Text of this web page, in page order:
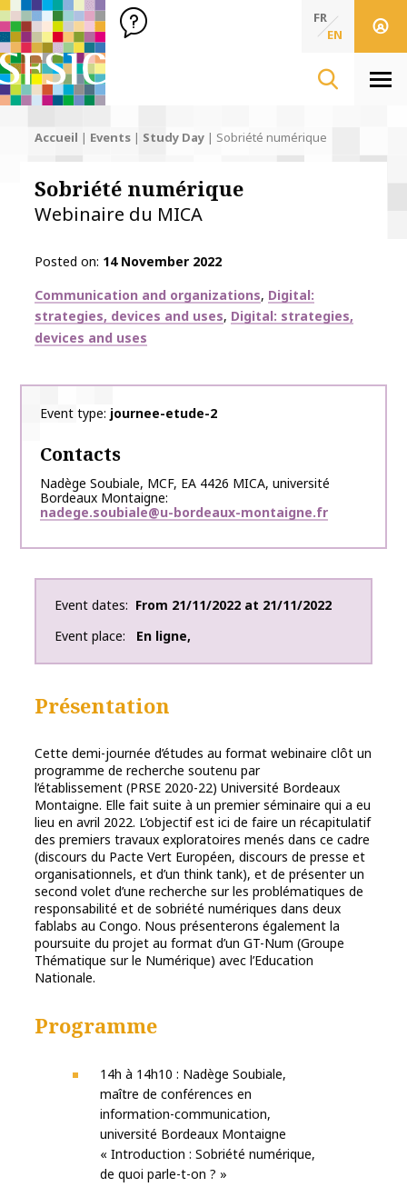
SFSIC Société Française des Sciences de l'Information & de
Société Française des Sciences de
FR
EN
Accueil | Events | Study Day | Sobriété numérique
Sobriété numérique
Webinaire du MICA
Posted on 14 November 2022
Thématiques
Communication and organizations Digital:
strategies, devices and uses Digital: strategies,
devices and uses
Event type journee-etude-2
Contacts
Nadège Soubiale, MCF, EA 4426 MICA, université
Bordeaux Montaigne
nadege.soubiale@u-bordeaux-montaigne.fr
Event dates From 21/11/2022 at 21/11/2022
Event place
En ligne,
Présentation
Cette demi-journée d’études au format webinaire clôt un
programme de recherche soutenu par
l’établissement (PRSE 2020-22) Université Bordeaux
Montaigne. Elle fait suite à un premier séminaire qui a eu
lieu en avril 2022. L’objectif est ici de faire un récapitulatif
des premiers travaux exploratoires menés dans ce cadre
(discours du Pacte Vert Européen, discours de presse et
organisationnels, et d’un think tank), et de présenter un
second volet d’une recherche sur les problématiques de
responsabilité et de sobriété numériques dans deux
fablabs au Congo. Nous présenterons également la
poursuite du projet au format d’un GT-Num (Groupe
Thématique sur le Numérique) avec l’Education
Nationale.
Programme
14h à 14h10 : Nadège Soubiale,
maître de conférences en
information-communication,
université Bordeaux Montaigne
« Introduction : Sobriété numérique,
de quoi parle-t-on ? »